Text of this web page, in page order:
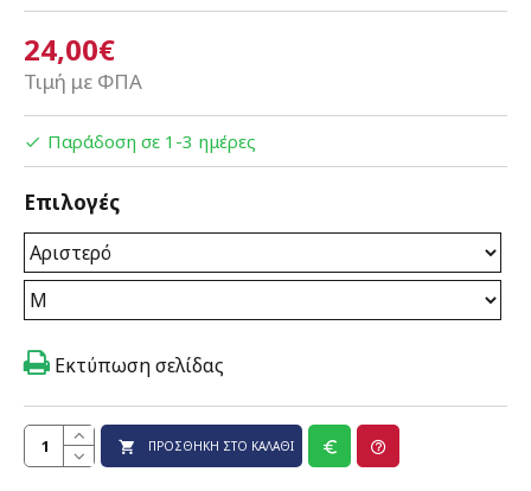
24,00€
Τιμή με ΦΠΑ
Παράδοση σε 1-3 ημέρες
Επιλογές
ΠΡΟΣΘΉΚΗ ΣΤΟ ΚΑΛΆΘΙ
Εκτύπωση σελίδας